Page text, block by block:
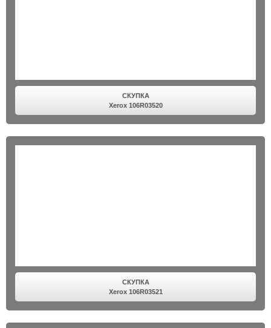
СКУПКА
Xerox 106R03520
СКУПКА
Xerox 106R03521